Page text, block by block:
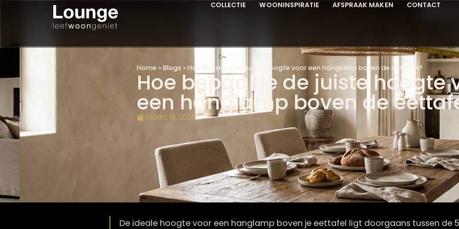
COLLECTIE WOONINSPIRATIE AFSPRAAK MAKEN
Blogs»Hoe bepaal je de juiste hoogte voor een hanglamp boven de
Hoe bepaal je de juiste
een hanglamp boven de